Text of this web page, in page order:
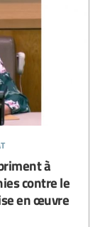
à
contre le
en œuvre